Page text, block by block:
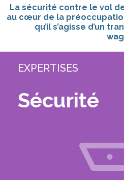
La sécurité contre le vol
au cœur de la
qu’il s’agisse d’un
EXPERTISES
Sécurité